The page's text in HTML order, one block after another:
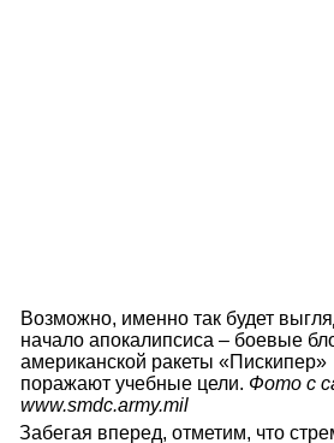
Возможно, именно так будет
начало апокалипсиса – боевые
американской ракеты «Пискипер»
поражают учебные цели. Фото с
www.smdc.army.mil
Забегая вперед, отметим, что